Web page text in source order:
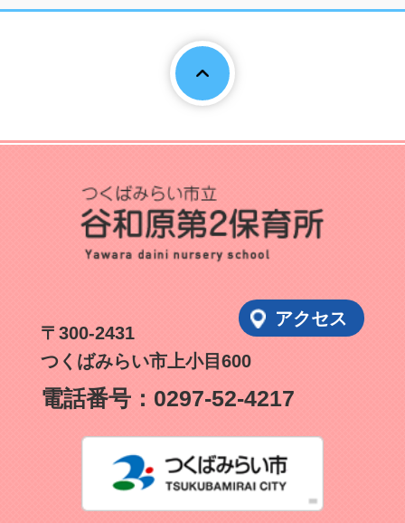
〒300-2431
つくばみらい市上小目600
アクセス
電話番号： 0297-52-4217